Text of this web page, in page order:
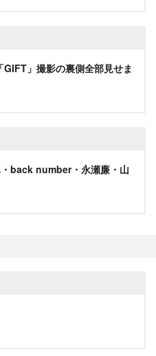
」撮影の裏側全部見せま
back number・永瀬廉・山